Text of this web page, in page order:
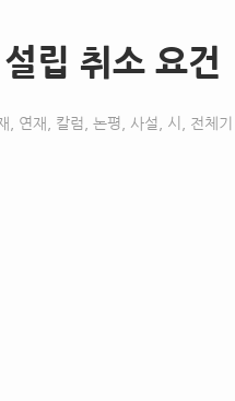
립 취소 요건
연재, 칼럼, 논평, 사설, 시 전체기